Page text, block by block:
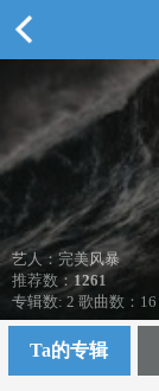
艺人：完美风暴
推荐数： 1261
专辑数: 2 歌曲数：16
Ta的专辑